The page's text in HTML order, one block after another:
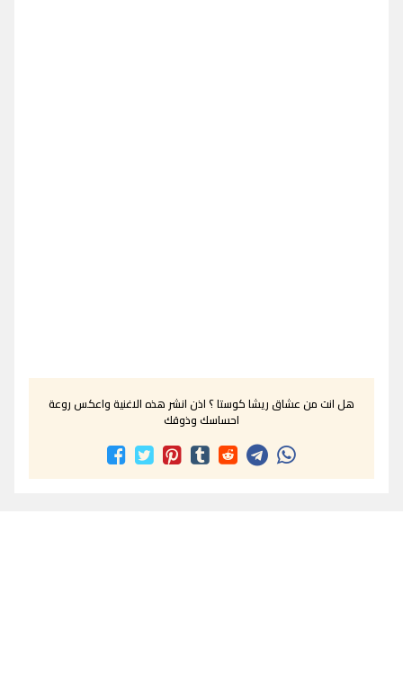
هل انت من عشاق ريشا كوستا ؟ اذن انشر هذه الاغنية واعكس روعة
احساسك وذوقك